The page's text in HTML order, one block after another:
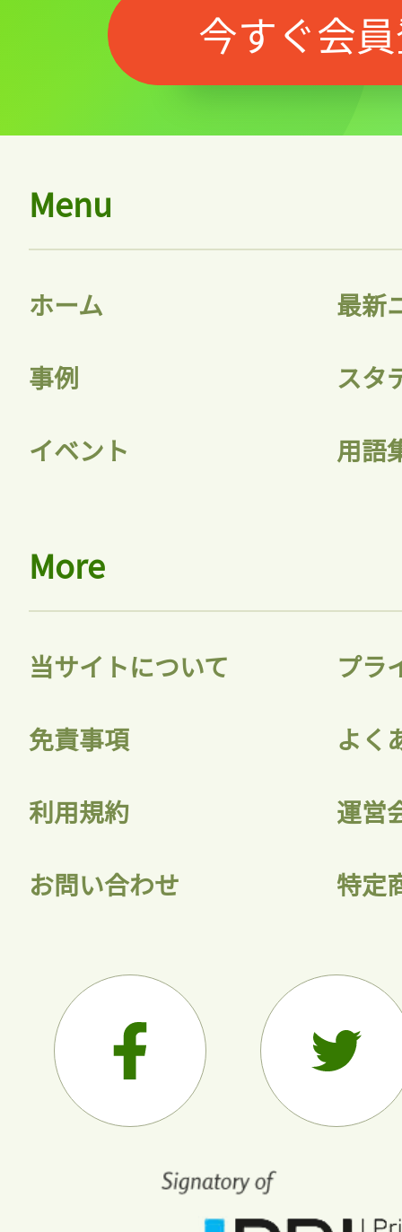
記事をお気に入りに
ログインが必
ログイン
今すぐ会
Menu
ホーム 最新
事例 スタ
イベント 用語
More
当サイトについて プラ
免責事項 よく
利用規約 運営
お問い合わせ 特定